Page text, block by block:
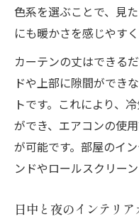
色系を選ぶことで、見
にも暖かさを感じやすく
カーテンの丈はできる
ドや上部に隙間ができ
トです。これにより、
ができ、エアコンの使
が可能です。部屋のイ
ンドやロールスクリー
日中と夜のインテリ